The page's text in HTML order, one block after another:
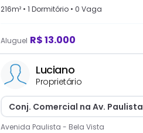
216m² • 1 Dormitório • 0 Vaga
Aluguel R$13.000
Luciano
Proprietário
Conj. Comercial na Av. Paulista
Avenida Paulista - Bela Vista